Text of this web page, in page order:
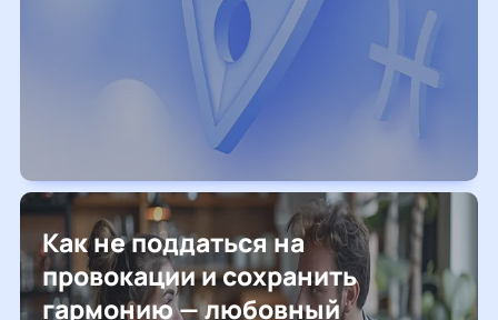
Как не поддаться на
провокации и сохранить
гармонию — любовный